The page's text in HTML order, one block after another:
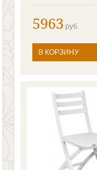
5963 руб.
В КОРЗИНУ